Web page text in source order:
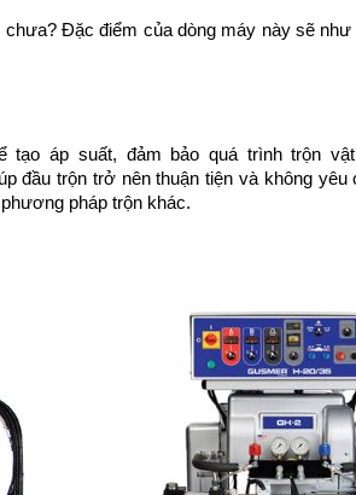
chưa? Đặc điểm của dòng máy này sẽ như
áp suất, đảm bảo quá trình trộn
đầu trộn trở nên thuận tiện và không
pháp trộn khác.